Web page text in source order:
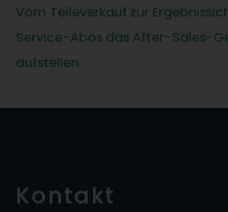
Vom Teileverkauf zur
Service-Abos das After-Sales-
aufstellen.
Kontakt